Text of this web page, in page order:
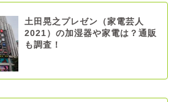
土田晃之プレゼン（家電芸人
2021）の加湿器や家電は？通販
も調査！